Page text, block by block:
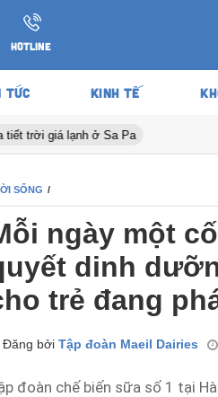
HOTLINE
TỨC KINH TẾ
trời giá lạnh ở Sa Pa
SỐNG
ngày một
dinh
trẻ đang
Đăng bởi Tập đoàn Maeil Dairies
đoàn chế biến sữa số 1 tại